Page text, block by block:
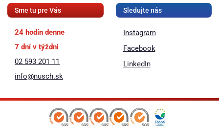
Sme tu pre Vás
24 hodín denne
7 dní v týždni
02 593 201 11
info@nusch.sk
Sledujte nás
Instagram
Facebook
LinkedIn